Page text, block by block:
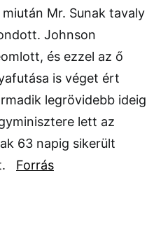
Mr. Sunak tavaly
Johnson
és ezzel az ő
is véget ért
legrövidebb ideig
lett az
63 napig sikerült
Forrás